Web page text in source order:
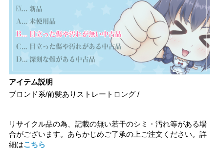
アイテム説明
ブロンド系/前髪ありストレートロング /
リサイクル品の為、記載の無い若干のシミ・汚れ等がある場
合がございます。あらかじめご了承の上ご注文ください。詳
細はこちら